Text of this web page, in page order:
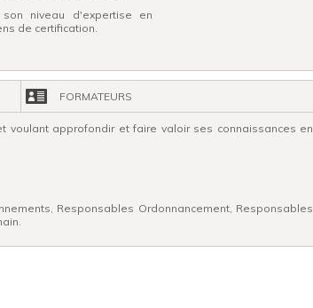
niveau d'expertise en
de certification.
FORMATEURS
approfondir et faire valoir ses connaissances en
Responsables Ordonnancement, Responsables